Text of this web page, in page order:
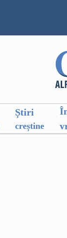
Știri
creștine